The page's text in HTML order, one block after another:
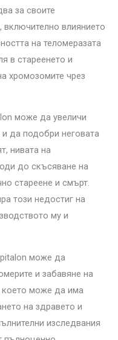
за своите
включително влиянието
на теломеразата
в стареенето и
хромозомите чрез
може да увеличи
да подобри неговата
нивата на
до скъсяване на
стареене и смърт.
този недостиг на
му и
може да
и забавяне на
което може да има
на здравето и
изследвания